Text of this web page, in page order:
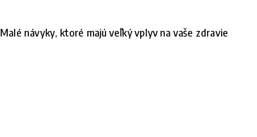
Malé návyky, ktoré majú veľký vplyv na vaše zdravie